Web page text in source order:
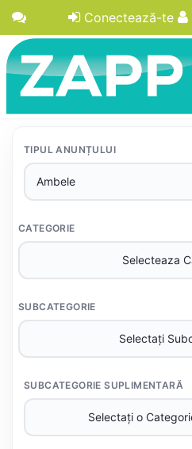
Conectează-te
TIPUL ANUNȚULUI
CATEGORIE
SUBCATEGORIE
SUBCATEGORIE SUPLIMENTARĂ